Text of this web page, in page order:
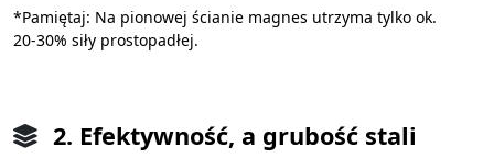
*Pamiętaj: Na pionowej ścianie magnes utrzyma tylko ok.
20-30% siły prostopadłej.
2. Efektywność, a grubość stali